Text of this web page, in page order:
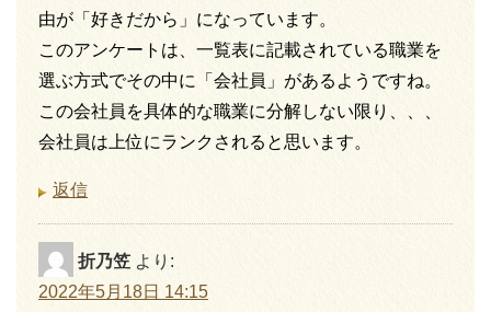
由が「好きだから」になっています。
このアンケートは、一覧表に記載されている職業を
選ぶ方式でその中に「会社員」があるようですね。
この会社員を具体的な職業に分解しない限り、、、
会社員は上位にランクされると思います。
返信
折乃笠 より:
2022年5月18日 14:15